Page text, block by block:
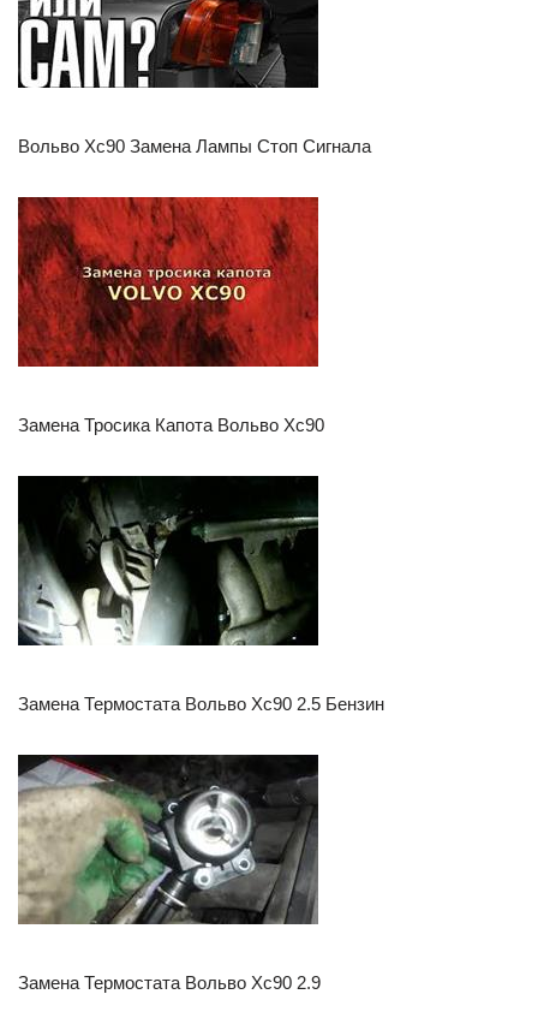
Вольво Хс90 Замена Лампы Стоп Сигнала
Замена Тросика Капота Вольво Хс90
Замена Термостата Вольво Хс90 2.5 Бензин
Замена Термостата Вольво Хс90 2.9